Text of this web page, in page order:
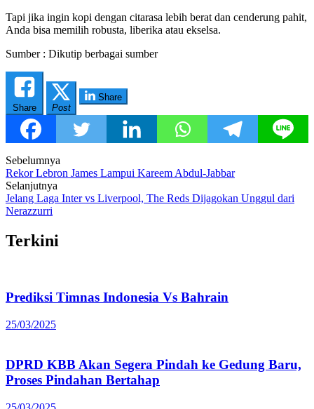
Tapi jika ingin kopi dengan citarasa lebih berat dan cenderung pahit,
Anda bisa memilih robusta, liberika atau ekselsa.
Sumber : Dikutip berbagai sumber
Share Post
Share
Post
navigation
Sebelumnya
Rekor Lebron James Lampui Kareem Abdul-Jabbar
Selanjutnya
Jelang Laga Inter vs Liverpool, The Reds Dijagokan Unggul dari
Nerazzurri
Terkini
Prediksi Timnas Indonesia Vs Bahrain
25/03/2025
DPRD KBB Akan Segera Pindah ke Gedung Baru,
Proses Pindahan Bertahap